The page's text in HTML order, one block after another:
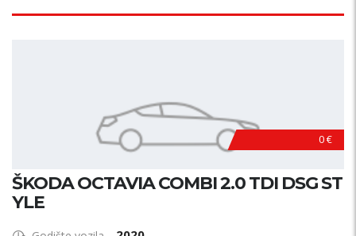
0 €
ŠKODA OCTAVIA COMBI 2.0 TDI DSG ST
YLE